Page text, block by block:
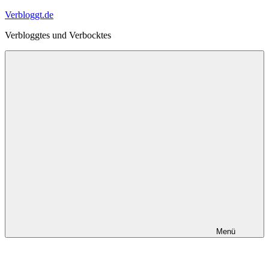
Zum
springen
Verbloggt.de
Verbloggtes und Verbocktes
Menü